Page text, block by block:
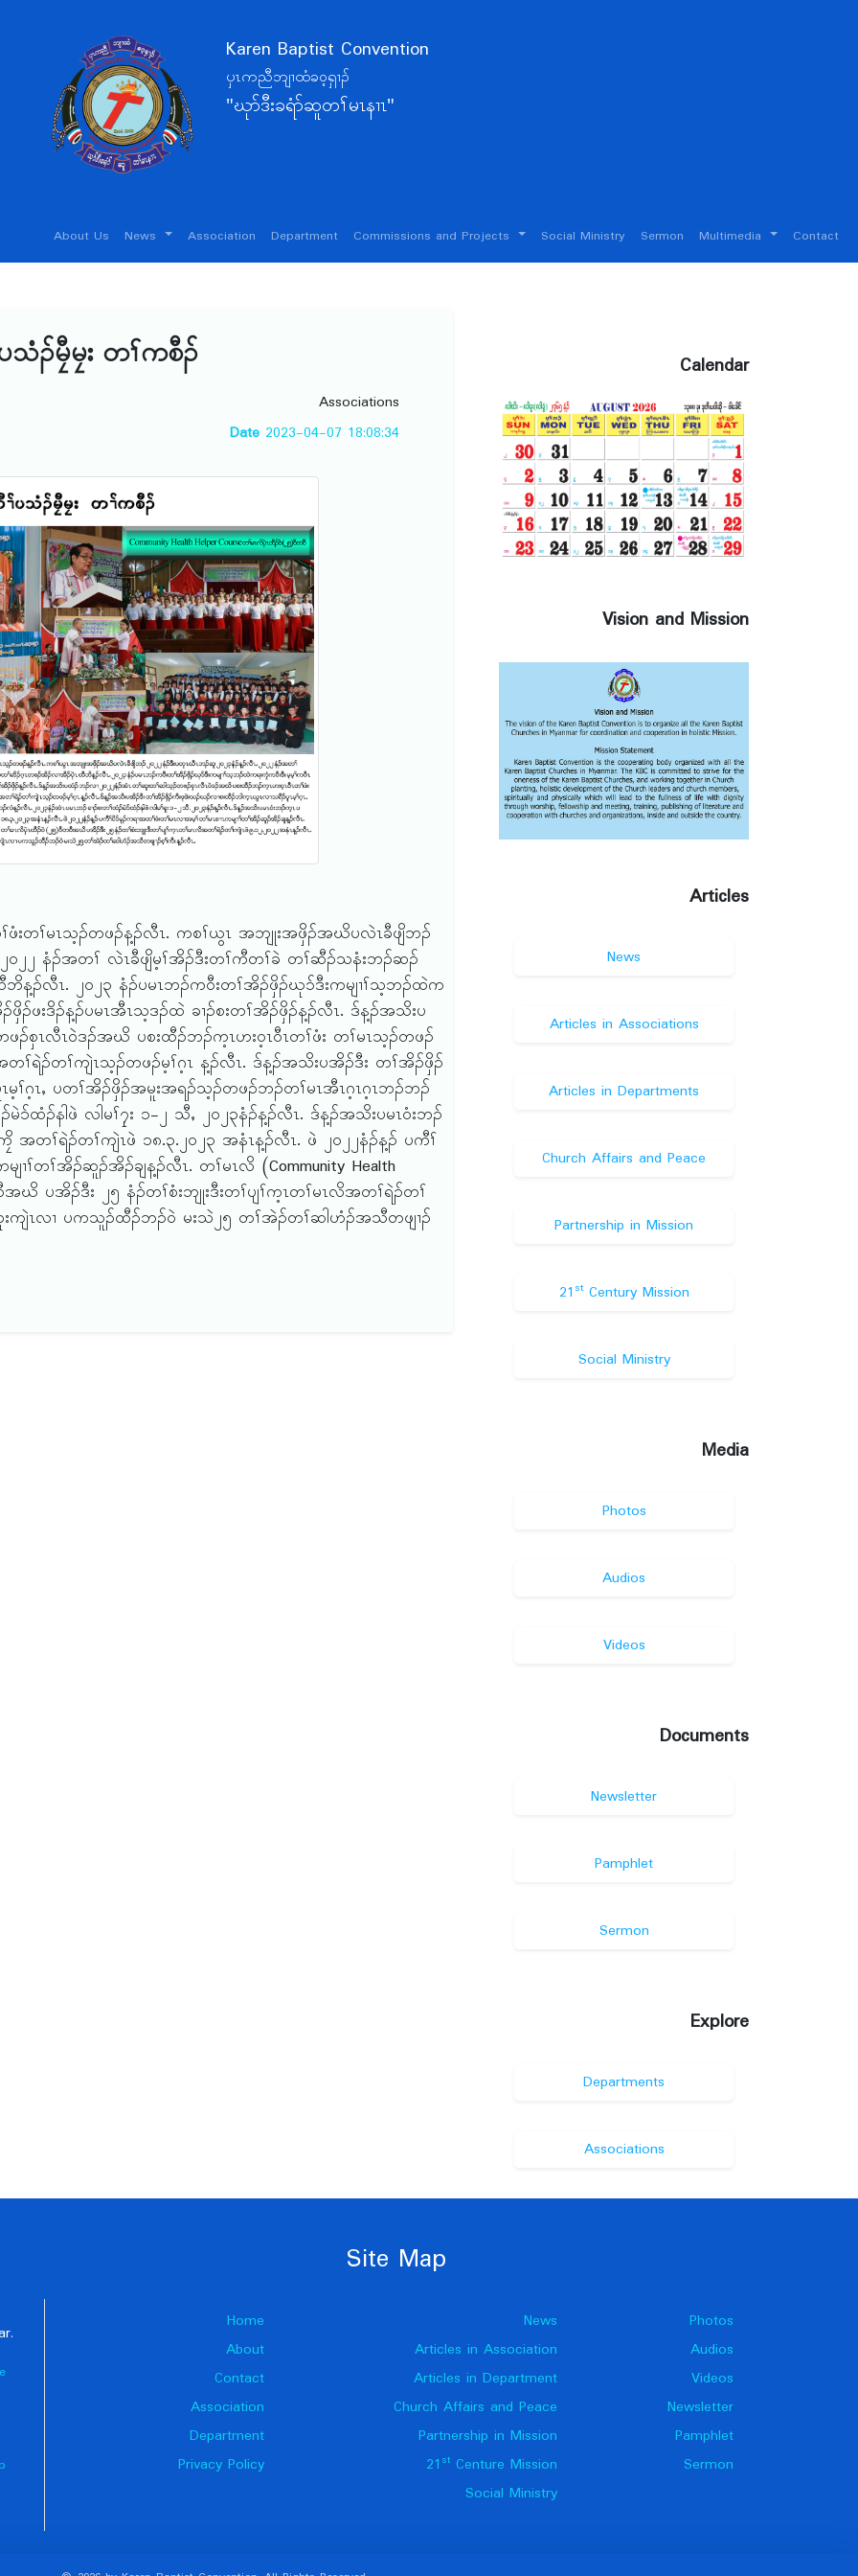
Karen Baptist Convention
ပှၤကညီဘျၢထံခဝ့ရှၢၣ်
"ဃုာ်ဒီးခရံာ်ဆူတၢ်မၤနၢၤ"
About Us News Association Department Commissions and Projects Social Ministry Sermon Multimedia Contact
သံၣ်မၠီမၠး တၢ်ကစီၣ်
Associations
Date 2023-04-07 18:08:34
ၢ်ဖံးတၢ်မၤသ့ၣ်တဖၣ်န့ၣ်လီၤ. ကစၢ်ယွၤ အဘျုးအဖှိၣ်အဃိပလဲၤခီဖျိဘၣ်
ဝ၂၂ နံၣ်အတၢ် လဲၤခီဖျိမ့ၢ်အိၣ်ဒီးတၢ်ကီတၢ်ခဲ တၢ်ဆီၣ်သနံးဘၣ်ဆၣ်
ၣ်လီၤ. ၂ဝ၂၃ နံၣ်ပမၤဘၣ်ကဝီးတၢ်အိၣ်ဖှိၣ်ဃု၁်ဒီးကမျၢၢ်သ့ဘၣ်ထဲက
ၣ်ဖးဒိၣ်န့ၣ်ပမၤအီၤသ့ဒၣ်ထဲ ခၢၣ်စးတၢ်အိၣ်ဖှိၣ်န့ၣ်လီၤ. ဒ်န့ၣ်အသိးပ
စှၤလီၤဝဲဒၣ်အဃိ ပစးထီၣ်ဘၣ်က့ၤဟးဝ့ၤဝီၤတၢ်ဖံး တၢ်မၤသ့ၣ်တဖၣ်
ၢ်ရဲၣ်တၢ်ကျဲၤသ့ၣ်တဖၣ်မ့ၢ်ဂ့ၤ န့ၣ်လီၤ. ဒ်န့ၣ်အသိးပအိၣ်ဒီး တၢ်အိၣ်ဖှိၣ်
ၢ်ဂ့ၤႇ ပတၢ်အိၣ်ဖှိၣ်အမူးအရၣ်သ့ၣ်တဖၣ်ဘၣ်တၢ်မၤအီၤဂ့ၤဂ့ၤဘၣ်ဘၣ်
၁်ထံၣ်နါဖဲ လါမၢ်၇ှး ၁-၂ သီႇ ၂ဝ၂၃နံၣ်န့ၣ်လီၤ. ဒ်န့ၣ်အသိးပမၤဝံးဘၣ်
တၢ်ရဲၣ်တၢ်ကျဲၤဖဲ ၁၈.၃.၂ဝ၂၃ အနံၤန့ၣ်လီၤ. ဖဲ ၂ဝ၂၂နံၣ်န့ၣ် ပကီၢ်
ျၢၢ်တၢ်အိၣ်ဆူၣ်အိၣ်ချန့ၣ်လီၤ. တၢ်မၤလိ (Community Health
ဃိ ပအိၣ်ဒီး ၂၅ နံၣ်တၢ်စံးဘျုးဒီးတၢ်ပျၢ်က့ၤတၢ်မၤလိအတၢ်ရဲၣ်တၢ်
းကျဲၤလၢ ပကသူၣ်ထီၣ်ဘၣ်ဝဲ မးသဲ၂၅ တၢ်အဲၣ်တၢ်ဆါဟံၣ်အသီတဖျၢၣ်
Calendar
Vision and Mission
Articles
News
Articles in Associations
Articles in Departments
Church Affairs and Peace
Partnership in Mission
21 stCentury Mission
Social Ministry
Media
Photos
Audios
Videos
Documents
Newsletter
Pamphlet
Sermon
Explore
Departments
Associations
Site Map
Home
About
Contact
Association
Department
Privacy Policy
News
Articles in Association
Articles in Department
Church Affairs and Peace
Partnership in Mission
21 st Centure Mission
Social Ministry
Photos
Audios
Videos
Newsletter
Pamphlet
Sermon